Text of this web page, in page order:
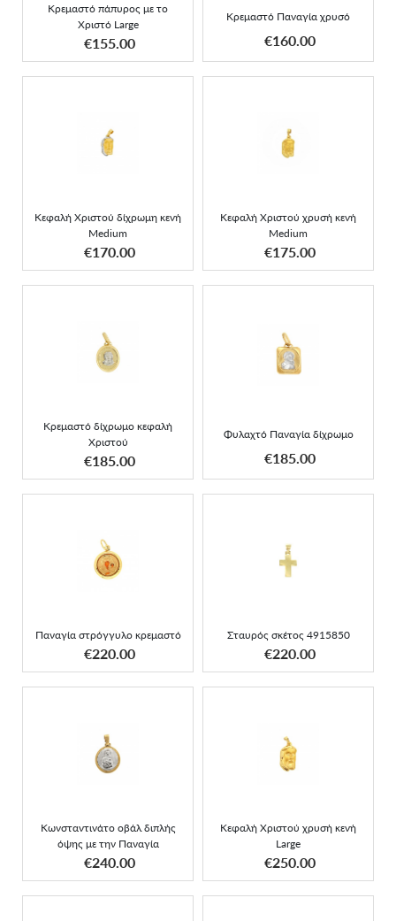
Κρεμαστό πάπυρος με το
Χριστό Large
€155.00
ΑΠΟΚΤΗΣΕ ΤΟ
Κρεμαστό Παναγία χρυσό
€160.00
ΑΠΟΚΤΗΣΕ ΤΟ
Κεφαλή Χριστού δίχρωμη κενή
Medium
€170.00
Κεφαλή Χριστού δίχρωμη
κενή Medium
ΑΠΟΚΤΗΣΕ ΤΟ
Κεφαλή Χριστού χρυσή κενή
Medium
€175.00
Κεφαλή Χριστού χρυσή
κενή Medium
ΑΠΟΚΤΗΣΕ ΤΟ
Κρεμαστό δίχρωμο κεφαλή
Χριστού
€185.00
Κρεμαστό δίχρωμο
κεφαλή Χριστού
ΑΠΟΚΤΗΣΕ ΤΟ
Φυλαχτό Παναγία δίχρωμο
€185.00
Φυλαχτό Παναγία
δίχρωμο
ΑΠΟΚΤΗΣΕ ΤΟ
Παναγία στρόγγυλο κρεμαστό
€220.00
Παναγία στρόγγυλο
κρεμαστό
ΑΠΟΚΤΗΣΕ ΤΟ
Σταυρός σκέτος 4915850
€220.00
Σταυρός σκέτος 4915850
ΑΠΟΚΤΗΣΕ ΤΟ
Κωνσταντινάτο οβάλ διπλής
όψης με την Παναγία
€240.00
Κωνσταντινάτο οβάλ
διπλής όψης με την
Παναγία
ΑΠΟΚΤΗΣΕ ΤΟ
Κεφαλή Χριστού χρυσή κενή
Large
€250.00
Κεφαλή Χριστού χρυσή
κενή Large
ΑΠΟΚΤΗΣΕ ΤΟ